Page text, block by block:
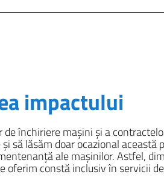
impactului
de închiriere mașini și a
să lăsăm doar ocazional
ale mașinilor. Astfel,
oferim constă inclusiv în servicii